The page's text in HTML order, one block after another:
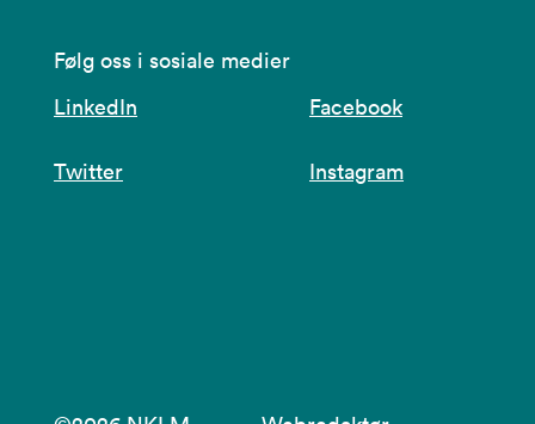
Følg oss i sosiale medier
LinkedIn
Facebook
Twitter Instagram